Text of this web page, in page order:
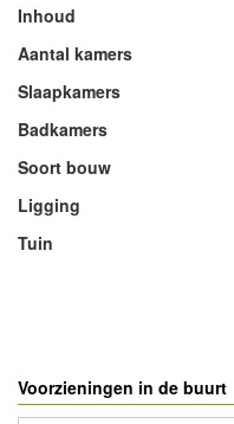
Inhoud
Aantal kamers
Slaapkamers
Badkamers
Soort bouw
Ligging
Tuin
Voorzieningen in de buurt